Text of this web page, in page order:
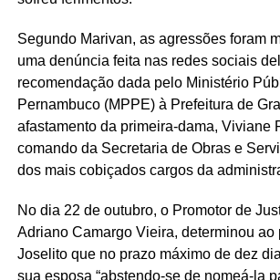
Segundo Marivan, as agressões foram
uma denúncia feita nas redes sociais
recomendação dada pelo Ministério
Pernambuco (MPPE) à Prefeitura de
afastamento da primeira-dama, Viviane
comando da Secretaria de Obras e
dos mais cobiçados cargos da
No dia 22 de outubro, o Promotor de
Adriano Camargo Vieira, determinou ao
Joselito que no prazo máximo de dez
sua esposa “abstendo-se de nomeá-la